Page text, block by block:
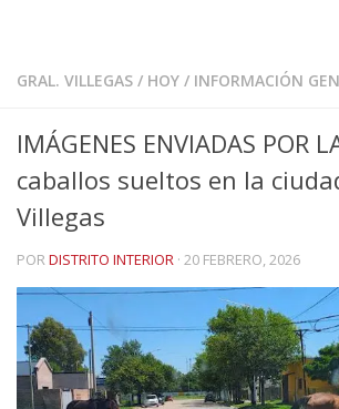
GRAL. VILLEGAS / HOY / INFORMACIÓN
IMÁGENES ENVIADAS POR
caballos sueltos en la
Villegas
PORDISTRITO INTERIOR · 20 FEBRERO, 2026